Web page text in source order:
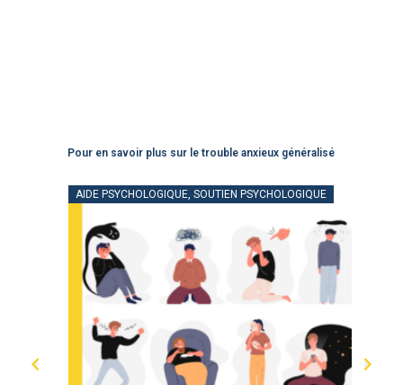
Pour en savoir plus sur le trouble anxieux généralisé
AIDE PSYCHOLOGIQUE, SOUTIEN PSYCHOLOGIQUE